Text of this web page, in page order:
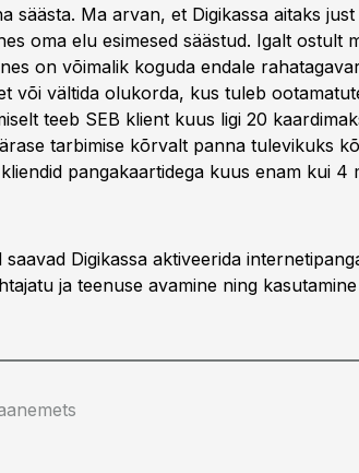
säästa. Ma arvan, et Digikassa aitaks
oma elu esimesed säästud. Igalt ostult
on võimalik koguda endale
või vältida olukorda, kus tuleb
teeb SEB klient kuus ligi 20
tarbimise kõrvalt panna tulevikuks
pangakaartidega kuus enam kui 4
saavad Digikassa aktiveerida
ja teenuse avamine ning